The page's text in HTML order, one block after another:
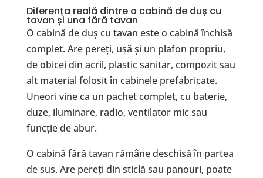
Diferența reală dintre o cabină de duș cu
tavan și una fără tavan
O cabină de duș cu tavan este o cabină închisă
complet. Are pereți, ușă și un plafon propriu,
de obicei din acril, plastic sanitar, compozit sau
alt material folosit în cabinele prefabricate.
Uneori vine ca un pachet complet, cu baterie,
duze, iluminare, radio, ventilator mic sau
funcție de abur.
O cabină fără tavan rămâne deschisă în partea
de sus. Are pereți din sticlă sau panouri, poate